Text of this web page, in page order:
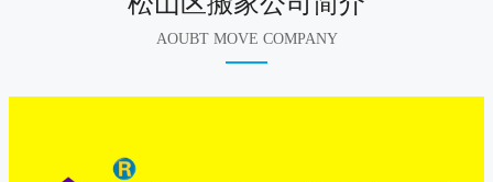
AOUBT MOVE COMPANY